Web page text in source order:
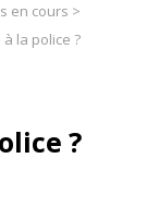
en cours >
la police ?
?